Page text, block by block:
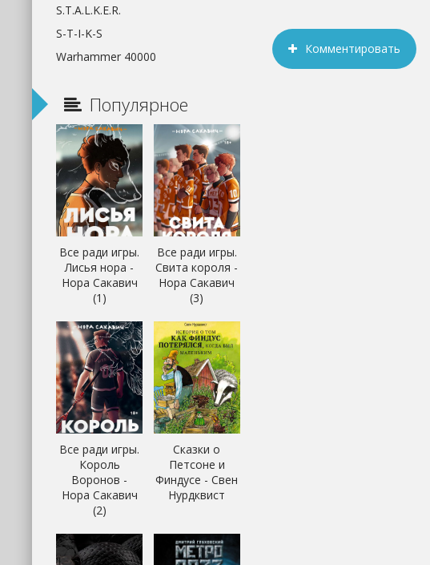
Комментировать
S.T.A.L.K.E.R.
S-T-I-K-S
Warhammer 40000
Популярное
Все ради игры.
Лисья нора -
Нора Сакавич
(1)
Все ради игры.
Свита короля -
Нора Сакавич
(3)
Все ради игры.
Король
Воронов -
Нора Сакавич
(2)
Сказки о
Петсоне и
Финдусе - Свен
Нурдквист